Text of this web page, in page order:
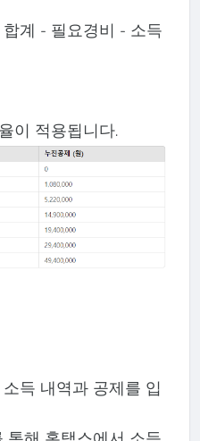
계 - 필요경비 - 소득
이 적용됩니다.
득 내역과 공제를 입